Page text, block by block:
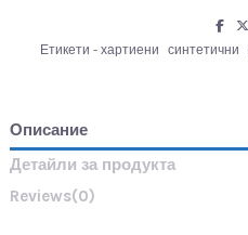
Етикети - хартиени синтетични
Описание
Детайли за продукта
Reviews(0)